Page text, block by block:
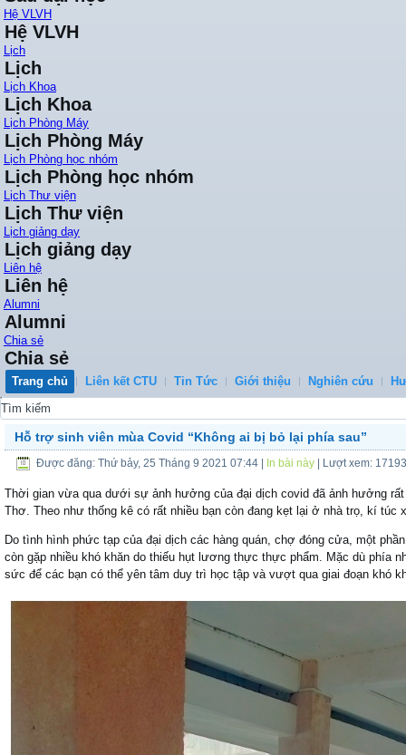
Hệ VLVH
Hệ VLVH
Lịch
Lịch
Lịch Khoa
Lịch Khoa
Lịch Phòng Máy
Lịch Phòng Máy
Lịch Phòng học nhóm
Lịch Phòng học nhóm
Lịch Thư viện
Lịch Thư viện
Lịch giảng dạy
Lịch giảng dạy
Liên hệ
Liên hệ
Alumni
Alumni
Chia sẻ
Chia sẻ
Trang chủ Liên kết CTU Tin Tức Giới thiệu Nghiên cứu
0
Hỗ trợ sinh viên mùa Covid “Không ai bị bỏ lại phía sau”
Được đăng: Thứ bảy, 25 Tháng 9 2021 07:44 In bài này | Lượt xem:
Thời gian vừa qua dưới sự ảnh hưởng của đại dịch covid đã ảnh hưởng
Thơ. Theo như thống kê có rất nhiều bạn còn đang kẹt lại ở nhà trọ, kí túc
Do tình hình phức tạp của đại dịch các hàng quán, chợ đóng cửa, một
còn gặp nhiều khó khăn do thiếu hụt lương thực thực phẩm. Mặc dù phía
sức để các bạn có thể yên tâm duy trì học tập và vượt qua giai đoạn khó